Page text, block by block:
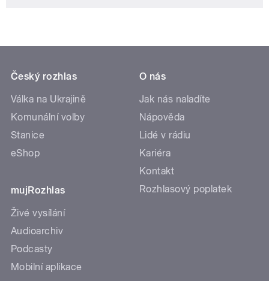
Český rozhlas
Válka na Ukrajině
Komunální volby
Stanice
eShop
mujRozhlas
Živé vysílání
Audioarchiv
Podcasty
Mobilní aplikace
O nás
Jak nás naladíte
Nápověda
Lidé v rádiu
Kariéra
Kontakt
Rozhlasový poplatek